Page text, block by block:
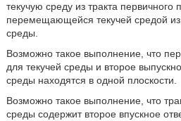
текучую среду из тракта первичного
перемещающейся текучей средой из
среды.
Возможно такое выполнение, что
для текучей среды и второе
среды находятся в одной плоскости.
Возможно такое выполнение, что
среды содержит второе впускное